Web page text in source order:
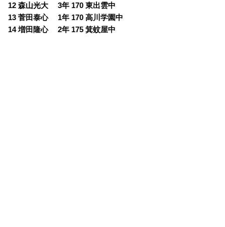
12 森山光大 3年 170 東出雲中
13 菅田泰心 1年 170 高川学園中
14 増田隆心 2年 175 箕蚊屋中